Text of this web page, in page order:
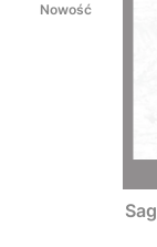
Nowość